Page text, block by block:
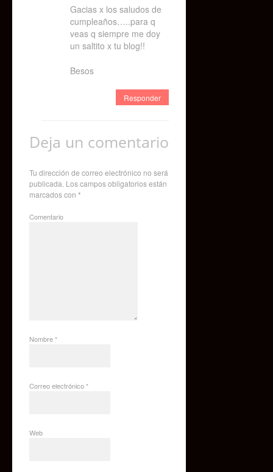
Gacias x los saludos de
cumpleaños…..para q
veas q siempre me doy
un saltito x tu blog!!
Besos
Responder
Deja un comentario
Tu dirección de correo electrónico no será
publicada. Los campos obligatorios están
marcados con *
Comentario
Nombre*
Correo electrónico*
Web